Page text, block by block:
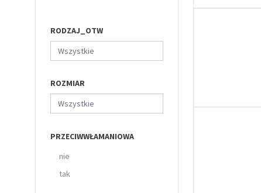
RODZAJ_OTW
Wszystkie
ROZMIAR
Wszystkie
PRZECIWWŁAMANIOWA
nie
tak